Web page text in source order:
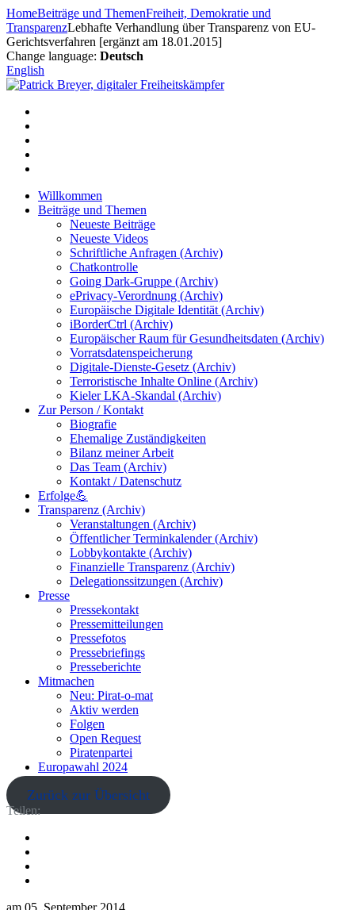
Zum
Inhalt
springen
HomeBeiträge und ThemenFreiheit, Demokratie und
TransparenzLebhafte Verhandlung über Transparenz von EU-
Gerichtsverfahren [ergänzt am 18.01.2015]
Change language: Deutsch
English
Willkommen
Beiträge und Themen
Neueste Beiträge
Neueste Videos
Schriftliche Anfragen (Archiv)
Chatkontrolle
Going Dark-Gruppe (Archiv)
ePrivacy-Verordnung (Archiv)
Europäische Digitale Identität (Archiv)
iBorderCtrl (Archiv)
Europäischer Raum für Gesundheitsdaten (Archiv)
Vorratsdatenspeicherung
Digitale-Dienste-Gesetz (Archiv)
Terroristische Inhalte Online (Archiv)
Kieler LKA-Skandal (Archiv)
Zur Person / Kontakt
Biografie
Ehemalige Zuständigkeiten
Bilanz meiner Arbeit
Das Team (Archiv)
Kontakt / Datenschutz
Erfolge💪
Transparenz (Archiv)
Veranstaltungen (Archiv)
Öffentlicher Terminkalender (Archiv)
Lobbykontakte (Archiv)
Finanzielle Transparenz (Archiv)
Delegationssitzungen (Archiv)
Presse
Pressekontakt
Pressemitteilungen
Pressefotos
Pressebriefings
Presseberichte
Mitmachen
Neu: Pirat-o-mat
Aktiv werden
Folgen
Open Request
Piratenpartei
Europawahl 2024
Zurück zur Übersicht
Teilen:
am 05. September 2014